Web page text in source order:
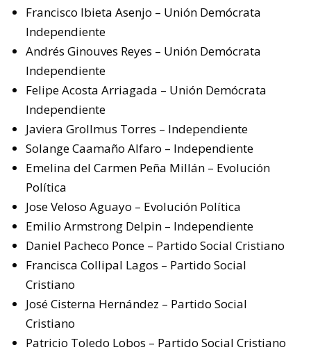
Francisco Ibieta Asenjo – Unión Demócrata
Independiente
Andrés Ginouves Reyes – Unión Demócrata
Independiente
Felipe Acosta Arriagada – Unión Demócrata
Independiente
Javiera Grollmus Torres – Independiente
Solange Caamaño Alfaro – Independiente
Emelina del Carmen Peña Millán – Evolución
Política
Jose Veloso Aguayo – Evolución Política
Emilio Armstrong Delpin – Independiente
Daniel Pacheco Ponce – Partido Social Cristiano
Francisca Collipal Lagos – Partido Social
Cristiano
José Cisterna Hernández – Partido Social
Cristiano
Patricio Toledo Lobos – Partido Social Cristiano